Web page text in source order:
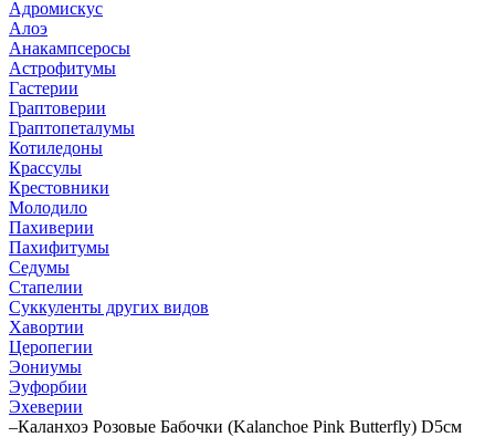
Адромискус
Алоэ
Анакампсеросы
Астрофитумы
Гастерии
Граптоверии
Граптопеталумы
Котиледоны
Крассулы
Крестовники
Молодило
Пахиверии
Пахифитумы
Седумы
Стапелии
Суккуленты других видов
Хавортии
Церопегии
Эониумы
Эуфорбии
Эхеверии
–Каланхоэ Розовые Бабочки (Kalanchoe Pink Butterfly) D5см